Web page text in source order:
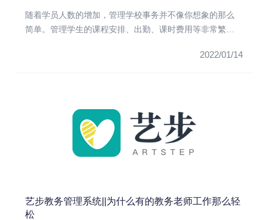
随着学员人数的增加，管理学校事务并不像你想象的那么
简单。管理学生的课程安排、出勤、课时费用等非常繁
2022/01/14
艺步教务管理系统||为什么有的教务老师工作那么轻
松